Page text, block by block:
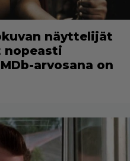
näyttelijät
nopeasti
arvosana on